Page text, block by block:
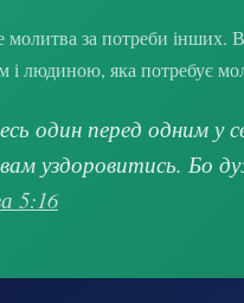
за потреби інших.
і людиною, яка потребує
один перед одним у
уздоровитись. Бо
5:16